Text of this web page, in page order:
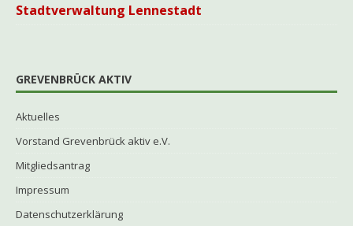
Stadtverwaltung Lennestadt
GREVENBRÜCK AKTIV
Aktuelles
Vorstand Grevenbrück aktiv e.V.
Mitgliedsantrag
Impressum
Datenschutzerklärung